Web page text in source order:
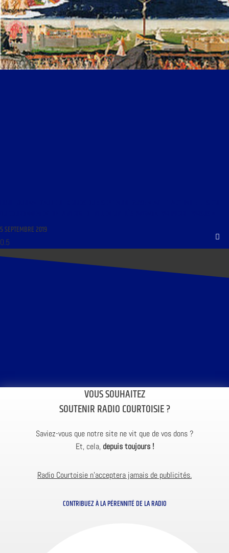
5 SEPTEMBRE 2019
VOUS SOUHAITEZ
SOUTENIR RADIO COURTOISIE ?
Saviez-vous que notre site ne vit que de vos dons ?
Et, cela, depuis toujours !
Radio Courtoisie n’acceptera jamais de publicités.
CONTRIBUEZ À LA PÉRENNITÉ DE LA RADIO